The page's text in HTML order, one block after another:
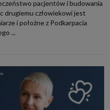
pacjentów i budowania
drugiemu człowiekowi jest
i położne z Podkarpacia
...